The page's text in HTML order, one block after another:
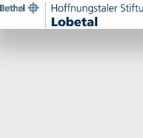
Zum
Inhalt